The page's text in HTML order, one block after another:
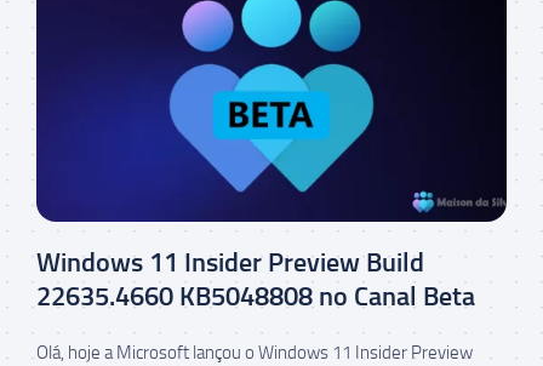
Windows 11 Insider Preview Build
22635.4660 KB5048808 no Canal Beta
Olá, hoje a Microsoft lançou o Windows 11 Insider Preview